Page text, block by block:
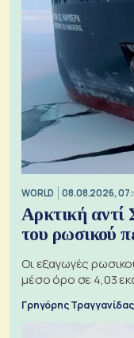
WORLD 08.08.2026,
Αρκτική αντί
του ρωσικού
Οι εξαγωγές
μέσο όρο σε 4,03
Γρηγόρης Τραγγανίδας